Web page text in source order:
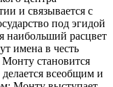
и связывается с
под эгидой
наибольший расцвет
имена в честь
становится
всеобщим и